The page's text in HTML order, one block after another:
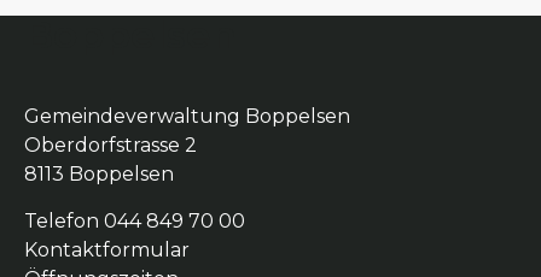
Gemeindeverwaltung Boppelsen
Oberdorfstrasse 2
8113 Boppelsen
Telefon 044 849 70 00
Kontaktformular